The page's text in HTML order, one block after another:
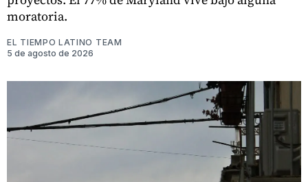
moratoria.
EL TIEMPO LATINO TEAM
5 de agosto de 2026